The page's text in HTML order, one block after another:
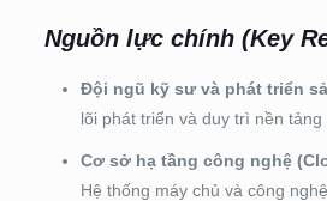
Nguồn lực chính (Key
Đội ngũ kỹ sư và phát triển
lõi phát triển và duy trì nền tảng
Cơ sở hạ tầng công nghệ
Hệ thống máy chủ và công